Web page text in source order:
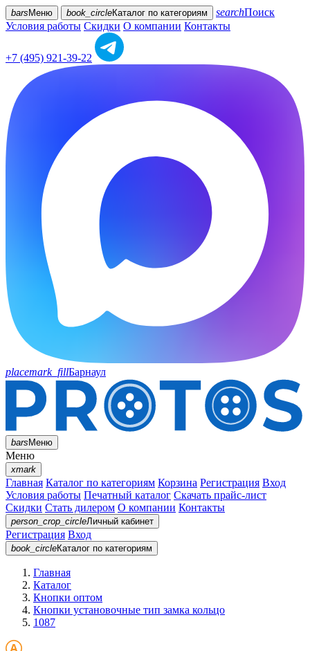
bars Меню book_circleКаталог по категориям searchПоиск
Условия работы Скидки О компании Контакты
+7 (495) 921-39-22
placemark_fillБарнаул
barsМеню
Меню
xmark
Главная Каталог по категориям Корзина Регистрация Вход
Условия работы Печатный каталог Скачать прайс-лист
Скидки Стать дилером О компании Контакты
person_crop_circleЛичный кабинет
Регистрация Вход
book_circleКаталог по категориям
Главная
Каталог
Кнопки оптом
Кнопки установочные тип замка кольцо
1087